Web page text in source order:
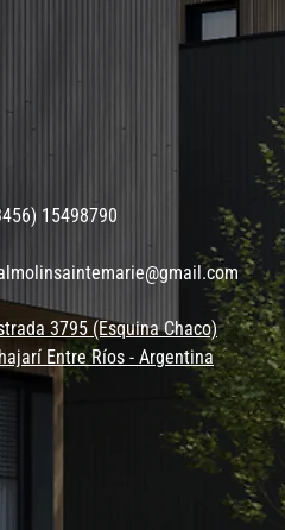
15498790
3795 (Esquina Chaco)
Entre Ríos - Argentina